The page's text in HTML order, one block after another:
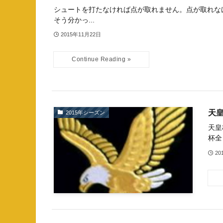
シュートを打たなければ点が取れません。点が取れ
そう分かっ...
2015年11月22日
2015年シーズン 天
天
杯